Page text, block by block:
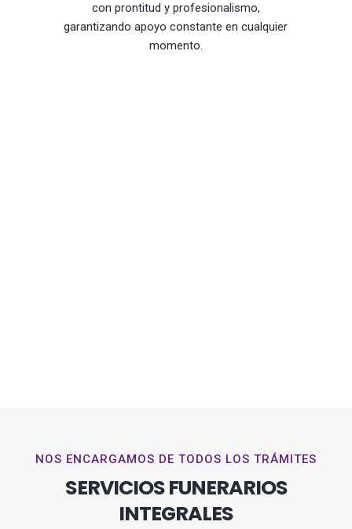
con prontitud y profesionalismo,
garantizando apoyo constante en cualquier
momento.
NOS ENCARGAMOS DE TODOS LOS TRÁMITES
SERVICIOS FUNERARIOS
INTEGRALES